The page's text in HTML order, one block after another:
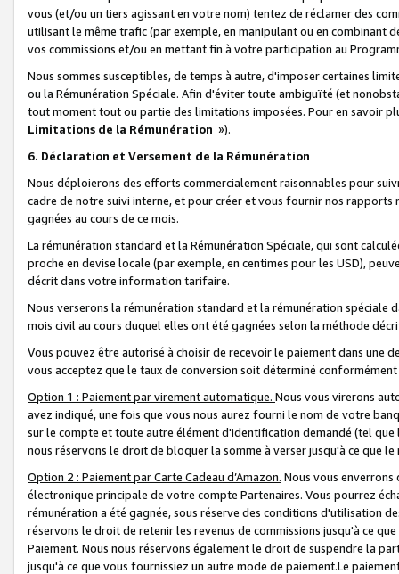
vous (et/ou un tiers agissant en votre nom) tentez de réclamer des
utilisant le même trafic (par exemple, en manipulant ou en combinant
vos commissions et/ou en mettant fin à votre participation au
Nous sommes susceptibles, de temps à autre, d'imposer certaines
ou la Rémunération Spéciale. Afin d'éviter toute ambiguïté (et
tout moment tout ou partie des limitations imposées. Pour en savoir
Limitations de la Rémunération »).
6. Déclaration et Versement de la Rémunération
Nous déploierons des efforts commercialement raisonnables pour
cadre de notre suivi interne, et pour créer et vous fournir nos
gagnées au cours de ce mois.
La rémunération standard et la Rémunération Spéciale, qui sont
proche en devise locale (par exemple, en centimes pour les USD),
décrit dans votre information tarifaire.
Nous verserons la rémunération standard et la rémunération spéciale
mois civil au cours duquel elles ont été gagnées selon la méthode
Vous pouvez être autorisé à choisir de recevoir le paiement dans une
vous acceptez que le taux de conversion soit déterminé
Option 1 : Paiement par virement automatique. Nous vous virerons
avez indiqué, une fois que vous nous aurez fourni le nom de votre
sur le compte et toute autre élément d'identification demandé (tel que
nous réservons le droit de bloquer la somme à verser jusqu'à ce que
Option 2 : Paiement par Carte Cadeau d’Amazon. Nous vous
électronique principale de votre compte Partenaires. Vous pourrez
rémunération a été gagnée, sous réserve des conditions d'utilisation
réservons le droit de retenir les revenus de commissions jusqu'à ce
Paiement. Nous nous réservons également le droit de suspendre la
jusqu'à ce que vous fournissiez un autre mode de paiement.Le